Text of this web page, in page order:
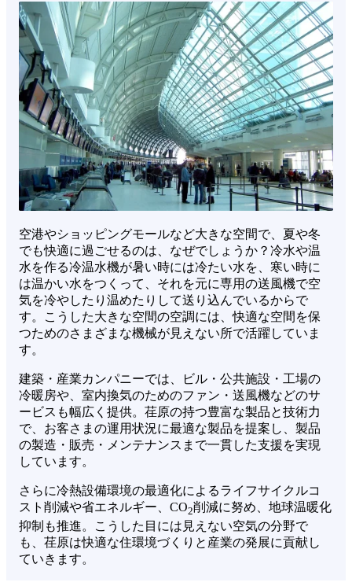
空港やショッピングモールなど大きな空間で、夏や冬
でも快適に過ごせるのは、なぜでしょうか？冷水や温
水を作る冷温水機が暑い時には冷たい水を、寒い時に
は温かい水をつくって、それを元に専用の送風機で空
気を冷やしたり温めたりして送り込んでいるからで
す。こうした大きな空間の空調には、快適な空間を保
つためのさまざまな機械が見えない所で活躍していま
す。
建築・産業カンパニーでは、ビル・公共施設・工場の
冷暖房や、室内換気のためのファン・送風機などのサ
ービスも幅広く提供。荏原の持つ豊富な製品と技術力
で、お客さまの運用状況に最適な製品を提案し、製品
の製造・販売・メンテナンスまで一貫した支援を実現
しています。
さらに冷熱設備環境の最適化によるライフサイクルコ
スト削減や省エネルギー、CO2削減に努め、地球温暖化
抑制も推進。こうした目には見えない空気の分野で
も、荏原は快適な住環境づくりと産業の発展に貢献し
ていきます。